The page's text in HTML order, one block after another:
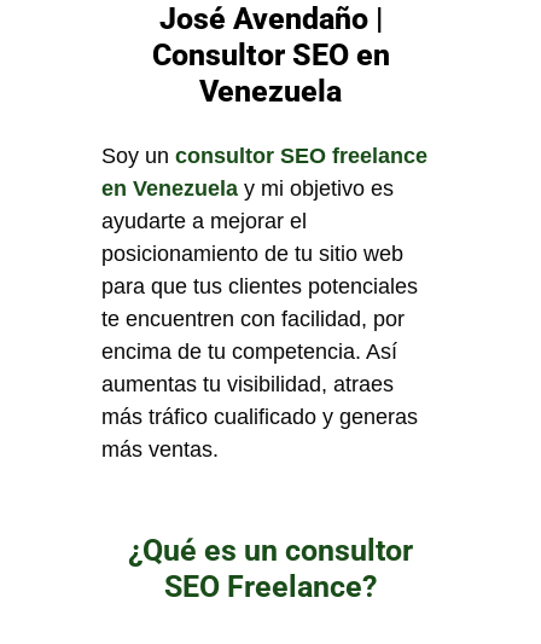
José Avendaño |
Consultor SEO en
Venezuela
Soy un consultor SEO freelance
en Venezuela y mi objetivo es
ayudarte a mejorar el
posicionamiento de tu sitio web
para que tus clientes potenciales
te encuentren con facilidad, por
encima de tu competencia. Así
aumentas tu visibilidad, atraes
más tráfico cualificado y generas
más ventas.
¿Qué es un consultor
SEO Freelance?